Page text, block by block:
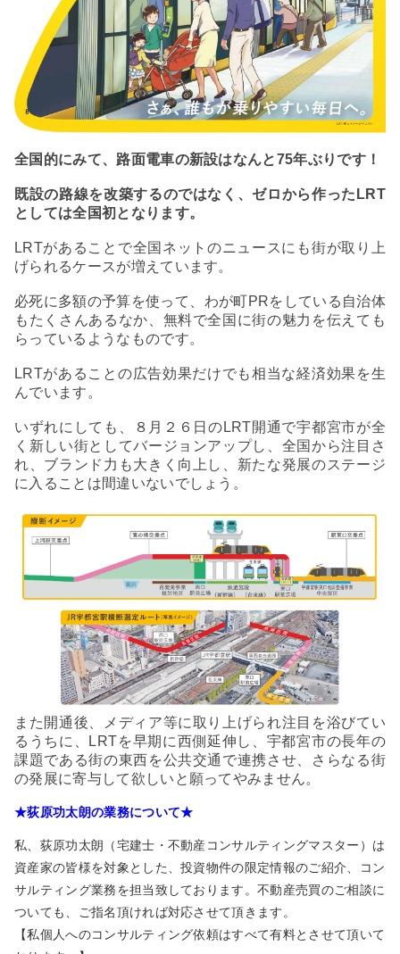
全国的にみて、路面電車の新設はなんと75年ぶりです！
既設の路線を改築するのではなく、ゼロから作ったLRT
としては全国初となります。
LRTがあることで全国ネットのニュースにも街が取り上
げられるケースが増えています。
必死に多額の予算を使って、わが町PRをしている自治体
もたくさんあるなか、無料で全国に街の魅力を伝えても
らっているようなものです。
LRTがあることの広告効果だけでも相当な経済効果を生
んでいます。
いずれにしても、８月２６日のLRT開通で宇都宮市が全
く新しい街としてバージョンアップし、全国から注目さ
れ、ブランド力も大きく向上し、新たな発展のステージ
に入ることは間違いないでしょう。
また開通後、メディア等に取り上げられ注目を浴びてい
るうちに、LRTを早期に西側延伸し、宇都宮市の長年の
課題である街の東西を公共交通で連携させ、さらなる街
の発展に寄与して欲しいと願ってやみません。
★荻原功太朗の業務について★
私、荻原功太朗（宅建士・不動産コンサルティングマスター）は
資産家の皆様を対象とした、投資物件の限定情報のご紹介、コン
サルティング業務を担当致しております。不動産売買のご相談に
ついても、ご指名頂ければ対応させて頂きます。
【私個人へのコンサルティング依頼はすべて有料とさせて頂いて